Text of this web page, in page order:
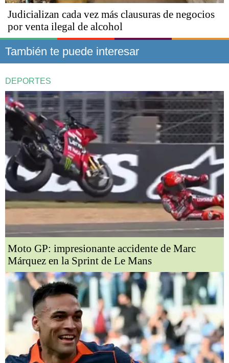
Judicializan cada vez más clausuras de negocios
por venta ilegal de alcohol
También te puede interesar
DEPORTES
Moto GP: impresionante accidente de Marc
Márquez en la Sprint de Le Mans